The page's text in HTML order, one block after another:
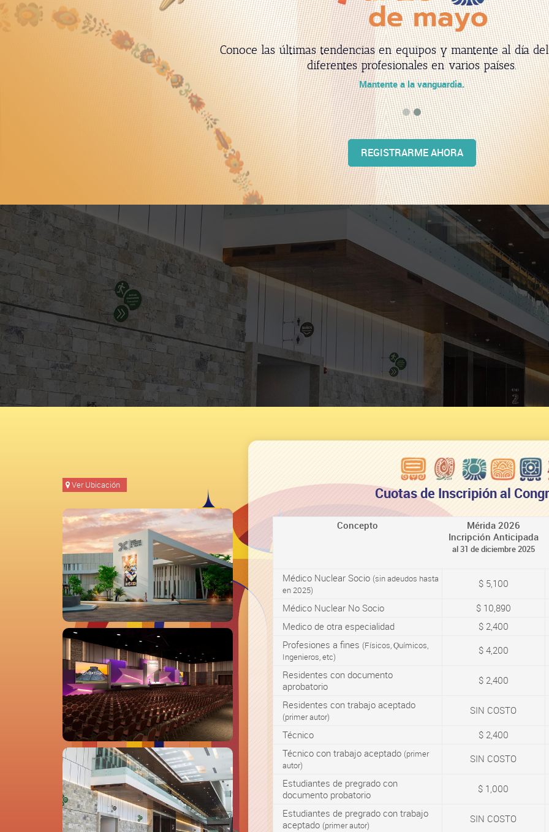
Incrementa tu formación académica, haz networking y crea
y amigos que durarán por siempre.
Este es el momento que esperabas.
REGISTRARME AHORA
Cuotas de Inscripión al
Concepto
Mérida 2026
Incripción Anticipada
al 31 de diciembre 2025
Médico Nuclear Socio (sin adeudos hasta
en 2025)
$ 5,100
Médico Nuclear No Socio
$ 10,890
Medico de otra especialidad
$ 2,400
Profesiones a fines (Físicos, Ǫuímicos,
Ingenieros, etc)
$ 4,200
Residentes con documento
aprobatorio
$ 2,400
Residentes con trabajo aceptado
(primer autor)
SIN COSTO
Técnico
$ 2,400
Técnico con trabajo aceptado (primer
autor)
SIN COSTO
Estudiantes de pregrado con
documento probatorio
$ 1,000
Estudiantes de pregrado con trabajo
aceptado (primer autor)
SIN COSTO
Ver Ubicación